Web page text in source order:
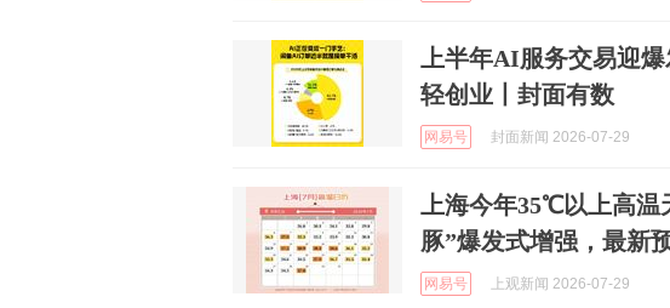
上半年AI服务交易迎
轻创业丨封面有数
网易号 封面新闻 2026-07-29
上海今年35℃以上高温
豚”爆发式增强，最新
网易号 上观新闻 2026-07-29